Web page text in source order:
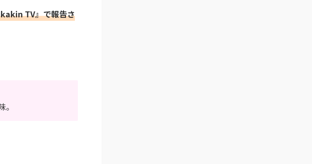
TV』で報告さ